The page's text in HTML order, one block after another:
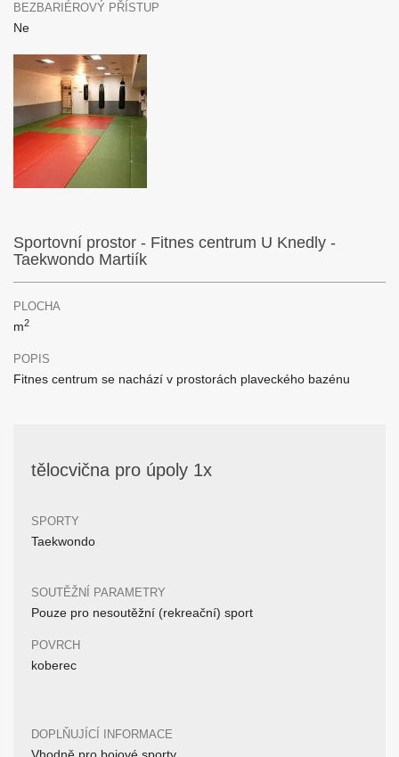
BEZBARIÉROVÝ PŘÍSTUP
Ne
Sportovní prostor - Fitnes centrum U Knedly -
Taekwondo Martiík
PLOCHA
m2
POPIS
Fitnes centrum se nachází v prostorách plaveckého bazénu
tělocvična pro úpoly 1x
SPORTY
Taekwondo
SOUTĚŽNÍ PARAMETRY
Pouze pro nesoutěžní (rekreační) sport
POVRCH
koberec
DOPLŇUJÍCÍ INFORMACE